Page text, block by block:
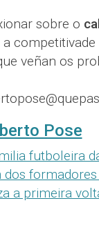
sobre o
veñan os
Pose
futboleira
a primeira